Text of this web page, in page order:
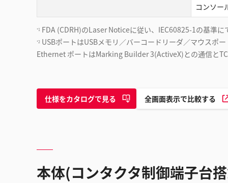
コンソー
*1 FDA (CDRH)のLaser Noticeに従い、IEC60825-1の基準
*2 USBポートはUSBメモリ／バーコードリーダ／マウスポ
Ethernet ポートはMarking Builder 3(ActiveX)との通信と
仕様をカタログで見る 全画面表示で比較する
本体(コンタクタ制御端子台